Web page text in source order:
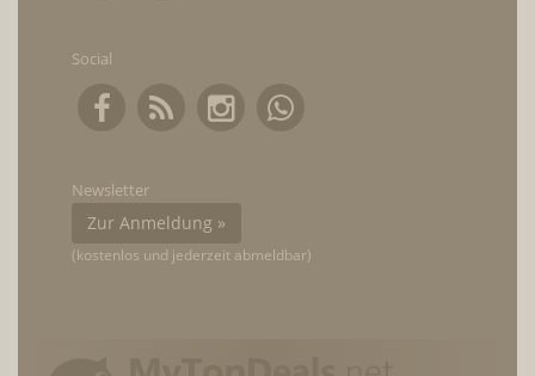
Social
Newsletter
Zur Anmeldung »
(kostenlos und jederzeit abmeldbar)